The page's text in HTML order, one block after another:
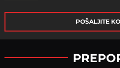
POŠALJITE